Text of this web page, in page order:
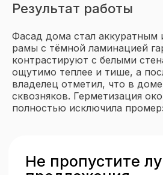
Результат работы
Фасад дома стал аккуратным
рамы с тёмной ламинацией
контрастируют с белыми
ощутимо теплее и тише, а
владелец отметил, что в
сквозняков. Герметизация
полностью исключила